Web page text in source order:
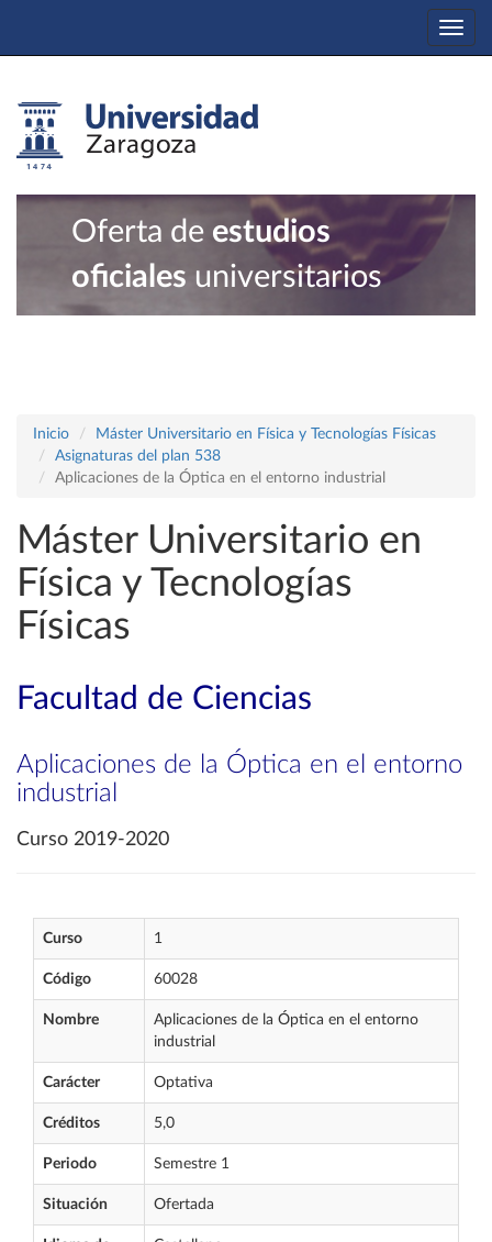
Oferta de estudios
oficiales universitarios
Inicio
Máster Universitario en Física y Tecnologías Físicas
Asignaturas del plan 538
Aplicaciones de la Óptica en el entorno industrial
Máster Universitario en
Física y Tecnologías
Físicas
Facultad de Ciencias
Aplicaciones de la Óptica en el entorno
industrial
Curso 2019-2020
Curso 1
Código 60028
Nombre
Aplicaciones de la Óptica en el entorno
industrial
Carácter Optativa
Créditos 5,0
Periodo Semestre 1
Situación Ofertada